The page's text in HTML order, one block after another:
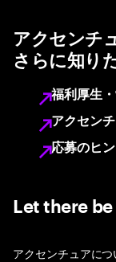
アクセンチ
さらに知り
福利厚生
アクセン
応募のヒン
Let there
アクセンチュアにつ